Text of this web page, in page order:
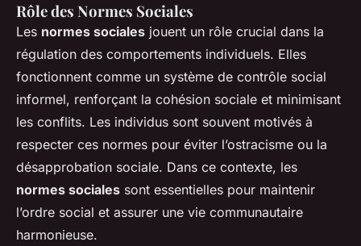
Rôle des Normes Sociales
Les normes sociales jouent un rôle crucial dans la
régulation des comportements individuels. Elles
fonctionnent comme un système de contrôle social
informel, renforçant la cohésion sociale et minimisant
les conflits. Les individus sont souvent motivés à
respecter ces normes pour éviter l’ostracisme ou la
désapprobation sociale. Dans ce contexte, les
normes sociales sont essentielles pour maintenir
l’ordre social et assurer une vie communautaire
harmonieuse.